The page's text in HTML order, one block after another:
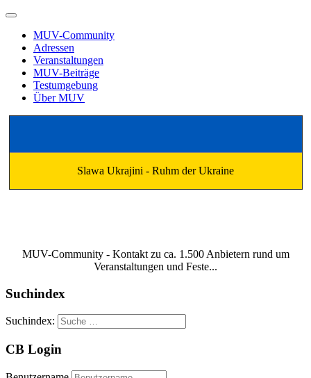
MUV-Community
Adressen
Veranstaltungen
MUV-Beiträge
Testumgebung
Über MUV
Slawa Ukrajini - Ruhm der Ukraine
MUV-Community - Kontakt zu ca. 1.500 Anbietern rund um
Veranstaltungen und Feste...
Suchindex
Suchindex:
CB Login